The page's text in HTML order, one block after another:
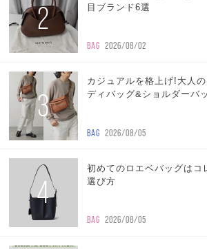
2
目ブランド6選
BAG 2026/08/02
3
カジュアルを格上げ!大人
ディバッグ&ショルダーバ
BAG 2026/08/05
4
初めてのロエベバッグはコ
選び方
BAG 2026/08/05